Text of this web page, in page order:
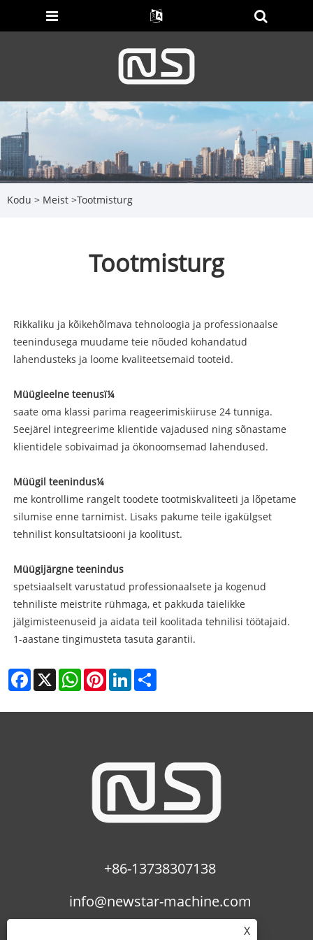
Kodu > Meist >Tootmisturg
Tootmisturg
Rikkaliku ja kõikehõlmava tehnoloogia ja professionaalse
teenindusega muudame teie nõuded kohandatud
lahendusteks ja loome kvaliteetsemaid tooteid.
Müügieelne teenusï¼
saate oma klassi parima reageerimiskiiruse 24 tunniga.
Seejärel integreerime klientide vajadused ning sõnastame
klientidele sobivaimad ja ökonoomsemad lahendused.
Müügil teenindus¼
me kontrollime rangelt toodete tootmiskvaliteeti ja lõpetame
silumise enne tarnimist. Lisaks pakume teile igakülgset
tehnilist konsultatsiooni ja koolitust.
Müügijärgne teenindus
spetsiaalselt varustatud professionaalsete ja kogenud
tehniliste meistrite rühmaga, et pakkuda täielikke
jälgimisteenuseid ja aidata teil koolitada tehnilisi töötajaid.
1-aastane tingimusteta tasuta garantii.
Facebook
X WhatsAppPinterestLinkedIn
+86-13738307138
info@newstar-machine.com
X